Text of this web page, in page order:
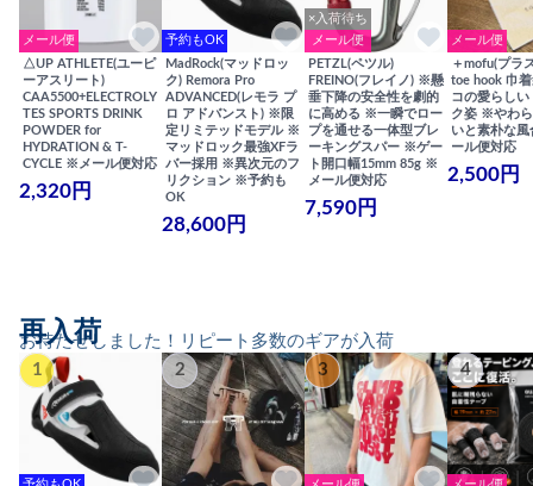
メール便
△UP ATHLETE(ユーピ
ーアスリート)
CAA5500+ELECTROLY
TES SPORTS DRINK
POWDER for
HYDRATION & T-
CYCLE ※メール便対応
2,320円
予約もOK
MadRock(マッドロッ
ク) Remora Pro
ADVANCED(レモラ プ
ロ アドバンスト) ※限
定リミテッドモデル ※
マッドロック最強XFラ
バー採用 ※異次元のフ
リクション ※予約も
OK
28,600円
×入荷待ち
メール便
PETZL(ペツル)
FREINO(フレイノ) ※懸
垂下降の安全性を劇的
に高める ※一瞬でロー
プを通せる一体型ブレ
ーキングスパー ※ゲー
ト開口幅15mm 85g ※
メール便対応
7,590円
メール便
＋mofu(プラ
toe hook 巾
コの愛らしい
ク姿 ※やわ
いと素朴な
ール便対応
2,500円
お待たせしました！リピート多数のギアが入荷
再入荷
1 2 3 4